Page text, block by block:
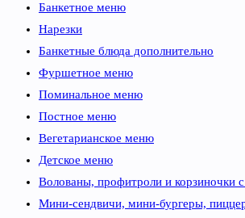
Банкетное меню
Нарезки
Банкетные блюда дополнительно
Фуршетное меню
Поминальное меню
Постное меню
Вегетарианское меню
Детское меню
Волованы, профитроли и корзиночки
Мини-сендвичи, мини-бургеры,